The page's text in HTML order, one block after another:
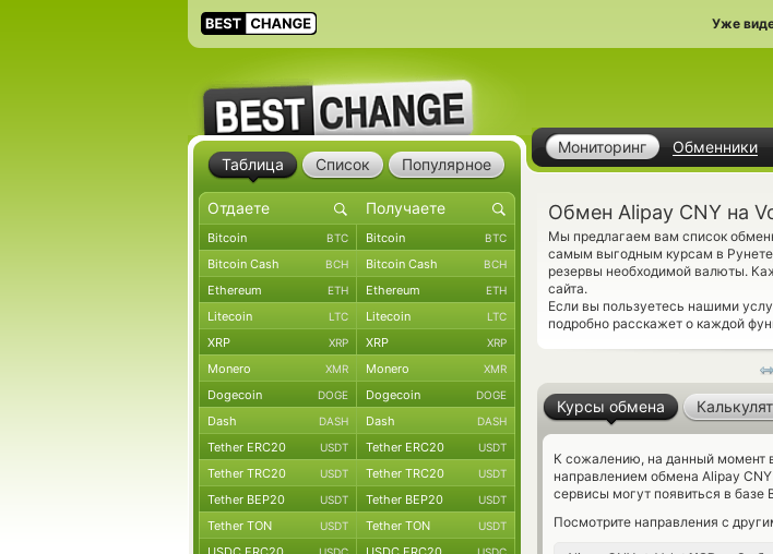
Уже
Мониторинг Обменники
Обмен Alipay CNY на
Мы предлагаем вам список
самым выгодным курсам в
резервы необходимой валюты.
сайта.
Если вы пользуетесь нашими
подробно расскажет о каждой
Курсы обмена
К сожалению, на данный момент
направлением обмена Alipay CNY
сервисы могут появиться в базе
Посмотрите направления с
Таблица Список Популярное
Bitcoin BTC Bitcoin BTC
Bitcoin Cash BCH Bitcoin Cash BCH
Ethereum ETH Ethereum ETH
Litecoin LTC Litecoin LTC
XRP XRP XRP XRP
Monero XMR Monero XMR
Dogecoin DOGE Dogecoin DOGE
Dash DASH Dash DASH
Tether ERC20 USDT Tether ERC20 USDT
Tether TRC20 USDT Tether TRC20 USDT
Tether BEP20 USDT Tether BEP20 USDT
Tether TON USDT Tether TON USDT